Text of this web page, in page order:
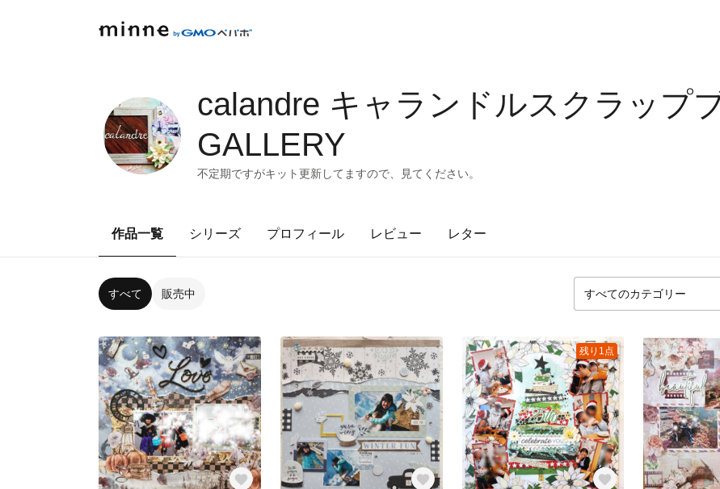
calandre キャランドルスクラップ
GALLERY
不定期ですがキット更新してますので、見てください。
作品一覧 シリーズ プロフィール レビュー レター
すべて 販売中
残り1点